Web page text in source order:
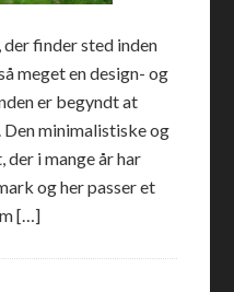
finder sted inden
meget en design- og
er begyndt at
Den minimalistiske og
i mange år har
og her passer et
[…]